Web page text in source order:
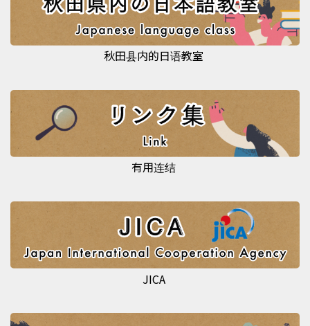
秋田县内的日语教室
有用连结
JICA